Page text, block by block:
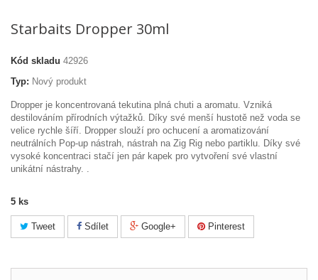
Starbaits Dropper 30ml
Kód skladu 42926
Typ: Nový produkt
Dropper je koncentrovaná tekutina plná chuti a aromatu. Vzniká
destilováním přírodních výtažků. Díky své menší hustotě než voda se
velice rychle šíří. Dropper slouží pro ochucení a aromatizování
neutrálních Pop-up nástrah, nástrah na Zig Rig nebo partiklu. Díky své
vysoké koncentraci stačí jen pár kapek pro vytvoření své vlastní
unikátní nástrahy. .
5 ks
Tweet Sdílet Google+ Pinterest